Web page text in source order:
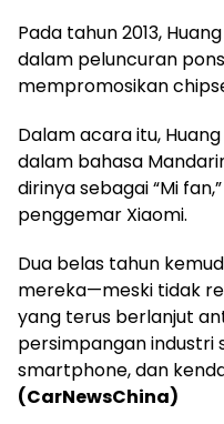
Pada tahun 2013,
dalam peluncuran
mempromosikan
Dalam acara itu,
dalam bahasa
dirinya sebagai “Mi
penggemar Xiaomi.
Dua belas tahun
mereka—meski tidak
yang terus berlanjut
persimpangan industri
smartphone, dan
(CarNewsChina)